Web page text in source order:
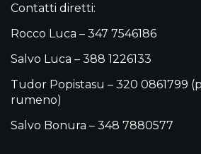
Contatti diretti:
Rocco Luca – 347 7546186
Salvo Luca – 388 1226133
Tudor Popistasu – 320 0861799
rumeno)
Salvo Bonura – 348 7880577